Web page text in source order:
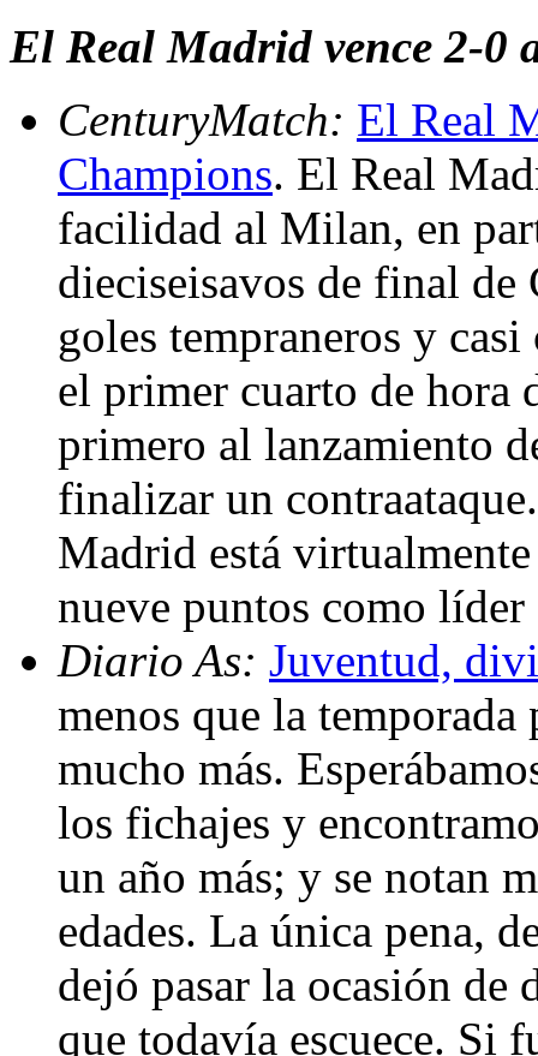
El Real Madrid vence 2-0
CenturyMatch: El Real
Champions. El Real
facilidad al Milan, en
dieciseisavos de final de
goles tempraneros y
el primer cuarto de hora
primero al lanzamiento
finalizar un
Madrid está
nueve puntos como
Diario As: Juventud,
menos que la
mucho más.
los fichajes y
un año más; y se notan
edades. La única pena,
dejó pasar la ocasión de
que todavía escuece. Si